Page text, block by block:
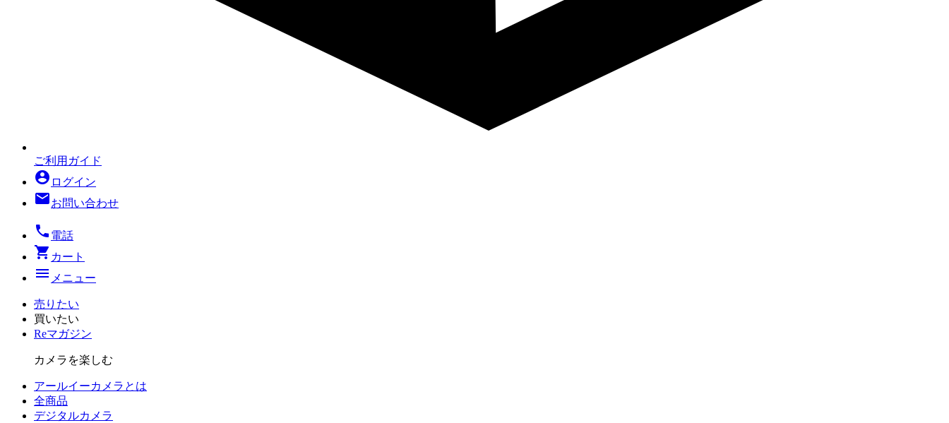
ご利用ガイド
account_circle ログイン
mailお問い合わせ
local_phone 電話
shopping_cart カート
menu メニュー
売りたい
買いたい
Reマガジン
カメラを楽しむ
アールイーカメラとは
全商品
デジタルカメラ